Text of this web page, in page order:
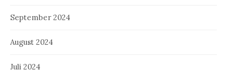
September 2024
August 2024
Juli 2024